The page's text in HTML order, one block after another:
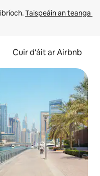
Taispeáin an teanga
Cuir d'áit ar Airbnb